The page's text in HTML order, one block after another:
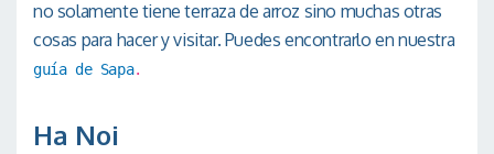
no solamente tiene terraza de arroz sino muchas otras
cosas para hacer y visitar. Puedes encontrarlo en nuestra
guía de Sapa.
Ha Noi